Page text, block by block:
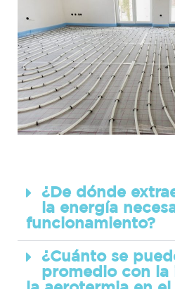
¿De dónde
la energía
funcionamiento?
¿Cuánto se
promedio con la